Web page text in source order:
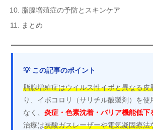
脂腺増殖症の予防とスキンケア
まとめ
💡 この記事のポイント
脂腺増殖症はウイルス性イボと異なる皮
り、イボコロリ（サリチル酸製剤）を使
なく、 炎症・色素沈着・バリア機能低下
治療は炭酸ガスレーザーや電気凝固療法